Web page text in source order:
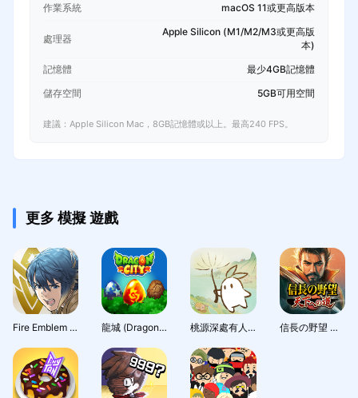
作業系統 macOS 11或更高版本
處理器
Apple Silicon (M1/M2/M3或更高版
本)
記憶體
最少4GB記憶體
儲存空間
5GB可用空間
建議：Apple Silicon Mac，8GB記憶體或以上。最高240 FPS。
更多 模擬 遊戲
Fire Emblem Heroes 龍城 (Dragon City) 桃源深處有人家 - 1.5周年慶 信長の野望 天下への道